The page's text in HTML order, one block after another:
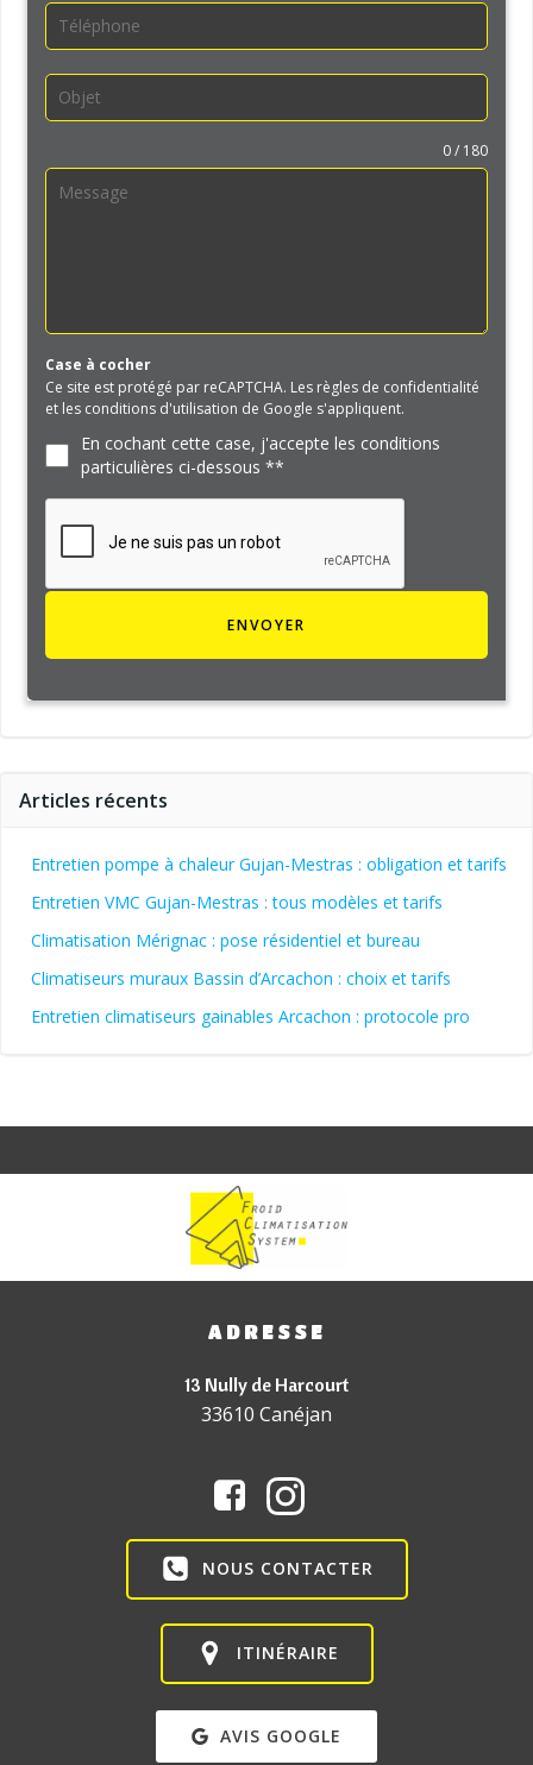
0 / 180
Case à cocher
Ce site est protégé par reCAPTCHA. Les règles de confidentialité
et les conditions d'utilisation de Google s'appliquent.
En cochant cette case, j'accepte les conditions
particulières ci-dessous **
ENVOYER
Articles récents
Entretien pompe à chaleur Gujan-Mestras : obligation et tarifs
Entretien VMC Gujan-Mestras : tous modèles et tarifs
Climatisation Mérignac : pose résidentiel et bureau
Climatiseurs muraux Bassin d’Arcachon : choix et tarifs
Entretien climatiseurs gainables Arcachon : protocole pro
ADRESSE
13 Nully de Harcourt
33610 Canéjan
NOUS CONTACTER
ITINÉRAIRE
AVIS GOOGLE